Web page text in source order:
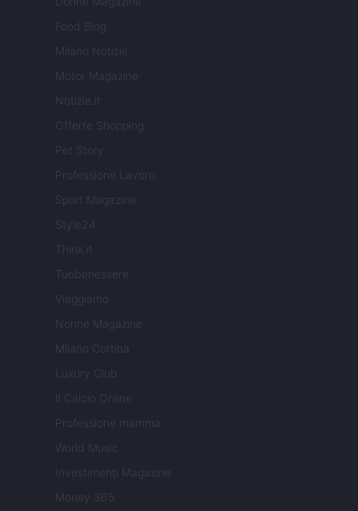
Food Blog
Milano Notizie
Motor Magazine
Notizie.it
Offerte Shopping
Pet Story
Professione Lavoro
Sport Magazine
Style24
Think.it
Tuobenessere
Viaggiamo
Nonne Magazine
Milano Cortina
Luxury Club
Il Calcio Online
Professione mamma
World Music
Investimenti Magazine
Money 365